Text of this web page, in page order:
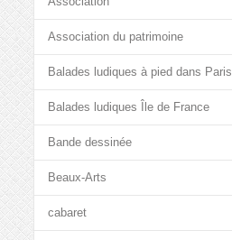
Association du patrimoine
Balades ludiques à pied dans Paris
Balades ludiques Île de France
Bande dessinée
Beaux-Arts
cabaret